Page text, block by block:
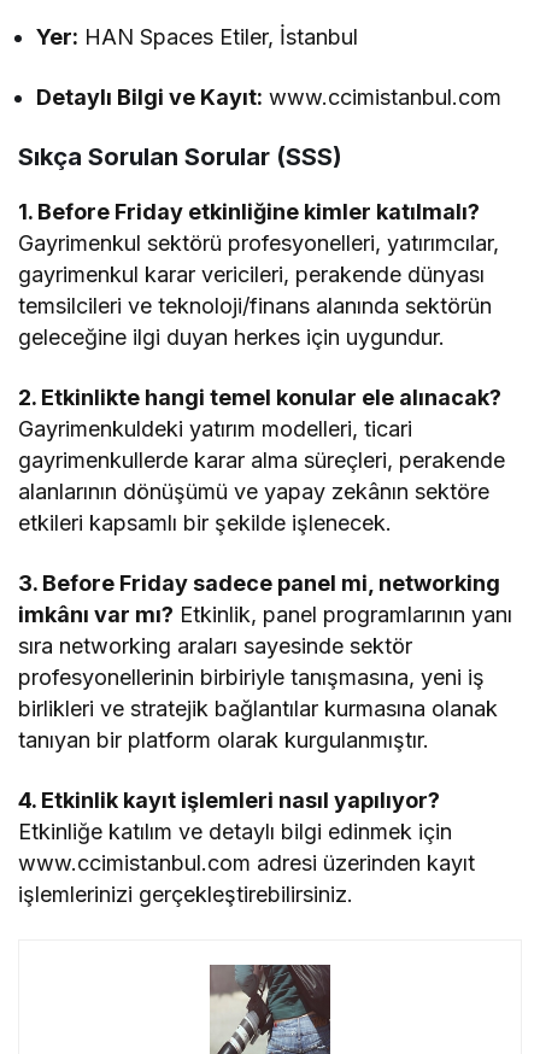
Yer: HAN Spaces Etiler, İstanbul
Detaylı Bilgi ve Kayıt: www.ccimistanbul.com
Sıkça Sorulan Sorular (SSS)
1. Before Friday etkinliğine kimler katılmalı?
Gayrimenkul sektörü profesyonelleri, yatırımcılar,
gayrimenkul karar vericileri, perakende dünyası
temsilcileri ve teknoloji/finans alanında sektörün
geleceğine ilgi duyan herkes için uygundur.
2. Etkinlikte hangi temel konular ele alınacak?
Gayrimenkuldeki yatırım modelleri, ticari
gayrimenkullerde karar alma süreçleri, perakende
alanlarının dönüşümü ve yapay zekânın sektöre
etkileri kapsamlı bir şekilde işlenecek.
3. Before Friday sadece panel mi, networking
imkânı var mı? Etkinlik, panel programlarının yanı
sıra networking araları sayesinde sektör
profesyonellerinin birbiriyle tanışmasına, yeni iş
birlikleri ve stratejik bağlantılar kurmasına olanak
tanıyan bir platform olarak kurgulanmıştır.
4. Etkinlik kayıt işlemleri nasıl yapılıyor?
Etkinliğe katılım ve detaylı bilgi edinmek için
www.ccimistanbul.com adresi üzerinden kayıt
işlemlerinizi gerçekleştirebilirsiniz.